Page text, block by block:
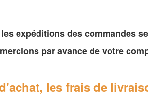
expéditions des commandes
par avance de votre
les frais de